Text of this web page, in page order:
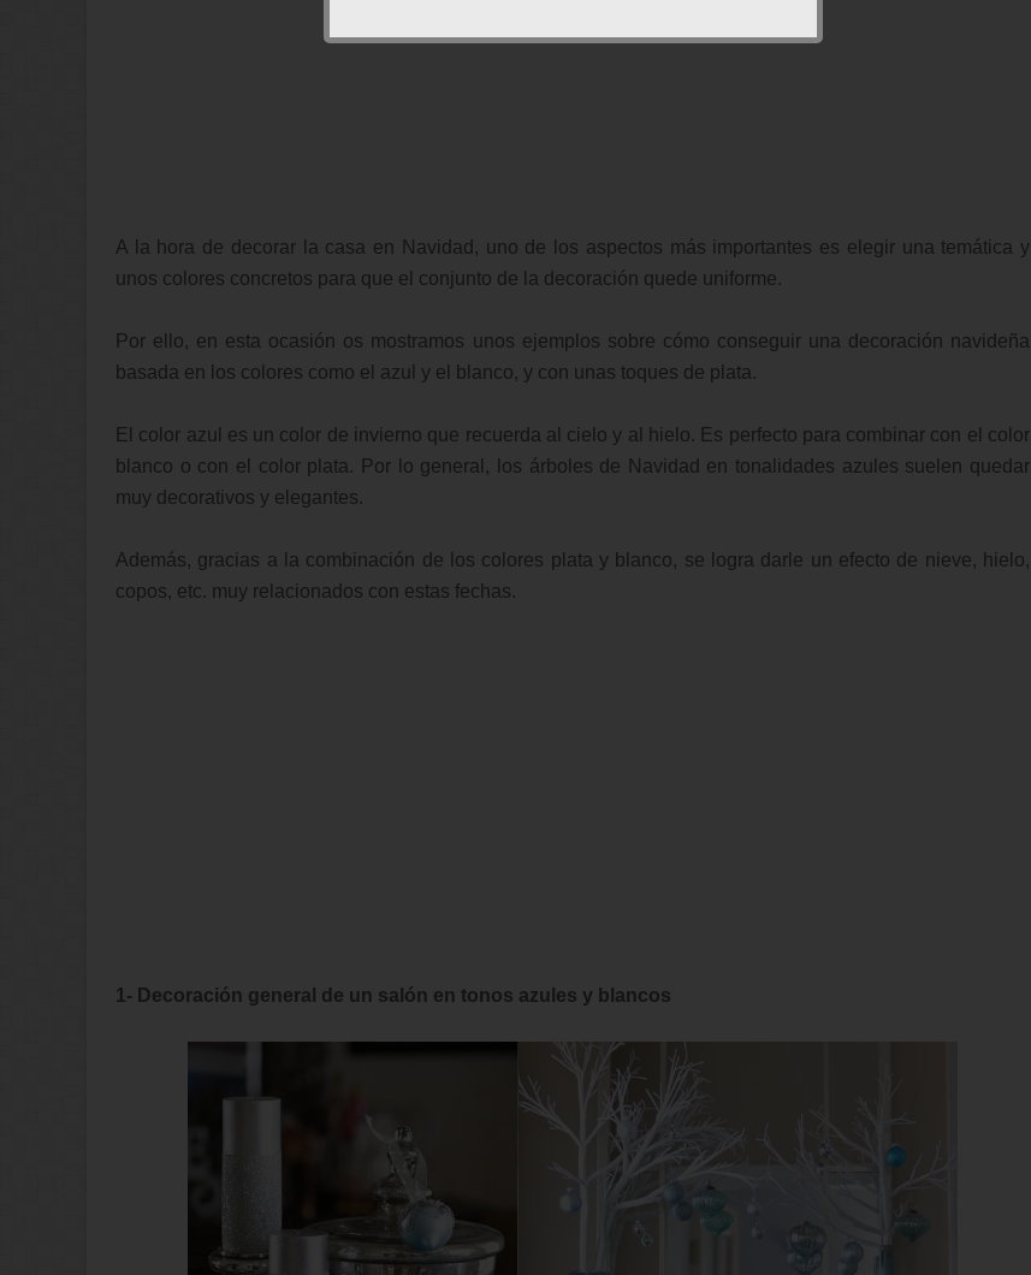
A la hora de decorar la casa en Navidad, uno de los aspectos más importantes es elegir una temática y
unos colores concretos para que el conjunto de la decoración quede uniforme.
Por ello, en esta ocasión os mostramos unos ejemplos sobre cómo conseguir una decoración navideña
basada en los colores como el azul y el blanco, y con unas toques de plata.
El color azul es un color de invierno que recuerda al cielo y al hielo. Es perfecto para combinar con el color
blanco o con el color plata. Por lo general, los árboles de Navidad en tonalidades azules suelen quedar
muy decorativos y elegantes.
Además, gracias a la combinación de los colores plata y blanco, se logra darle un efecto de nieve, hielo,
copos, etc. muy relacionados con estas fechas.
1- Decoración general de un salón en tonos azules y blancos